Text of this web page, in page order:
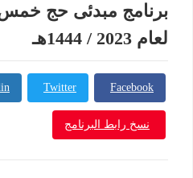
برنامج مبدئى حج
لعام 2023 / 1444هـ
Facebook
Twitter
نسخ رابط البرنامج